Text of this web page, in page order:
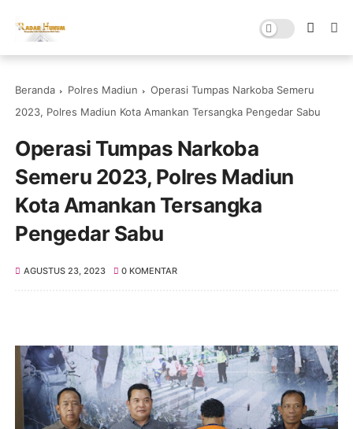
Beranda Polres Madiun
Operasi Tumpas Narkoba Semeru
2023, Polres Madiun Kota Amankan Tersangka Pengedar Sabu
Operasi Tumpas Narkoba
Semeru 2023, Polres Madiun
Kota Amankan Tersangka
Pengedar Sabu
AGUSTUS 23, 2023 0 KOMENTAR